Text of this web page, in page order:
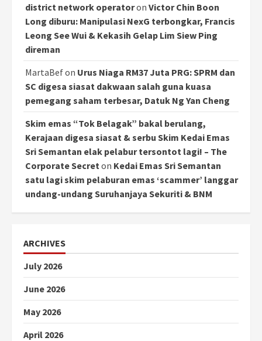
district network operatoron Victor Chin Boon
Long diburu: Manipulasi NexG terbongkar, Francis
Leong See Wui & Kekasih Gelap Lim Siew Ping
direman
MartaBefon Urus Niaga RM37 Juta PRG: SPRM dan
SC digesa siasat dakwaan salah guna kuasa
pemegang saham terbesar, Datuk Ng Yan Cheng
Skim emas “Tok Belagak” bakal berulang,
Kerajaan digesa siasat & serbu Skim Kedai Emas
Sri Semantan elak pelabur tersontot lagi! – The
Corporate Secret on Kedai Emas Sri Semantan
satu lagi skim pelaburan emas ‘scammer’ langgar
undang-undang Suruhanjaya Sekuriti & BNM
ARCHIVES
July 2026
June 2026
May 2026
April 2026